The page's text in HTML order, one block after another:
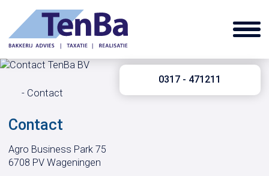
0317 - 471211
Contact
Contact
Agro Business Park 75
6708 PV Wageningen